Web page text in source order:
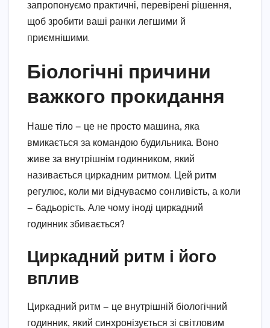
запропонуємо практичні, перевірені рішення,
щоб зробити ваші ранки легшими й
приємнішими.
Біологічні причини
важкого прокидання
Наше тіло — це не просто машина, яка
вмикається за командою будильника. Воно
живе за внутрішнім годинником, який
називається циркадним ритмом. Цей ритм
регулює, коли ми відчуваємо сонливість, а коли
— бадьорість. Але чому іноді циркадний
годинник збивається?
Циркадний ритм і його
вплив
Циркадний ритм — це внутрішній біологічний
годинник, який синхронізується зі світловим